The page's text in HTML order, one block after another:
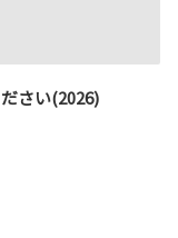
さい(2026)